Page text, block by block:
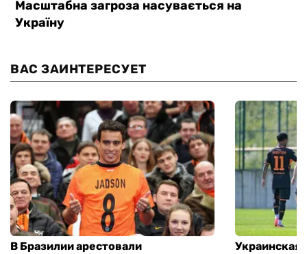
ВАС ЗАИНТЕРЕСУЕТ
В Бразилии арестовали
Украинская